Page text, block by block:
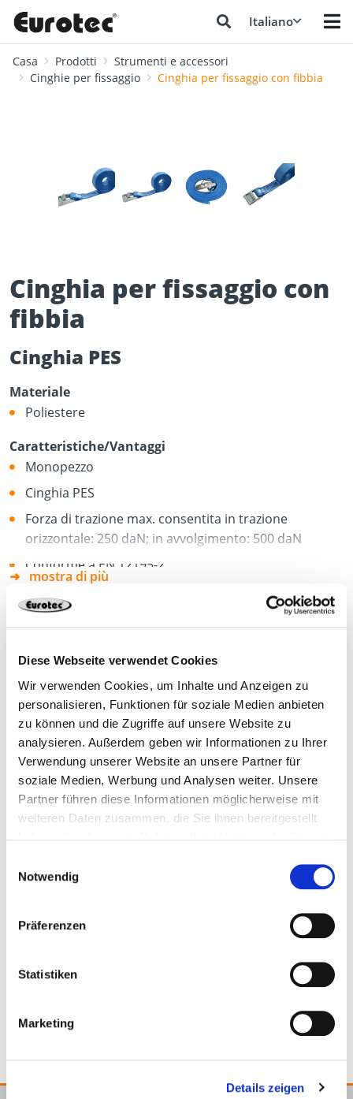
Diese Webseite verwendet Cookies
Wir verwenden Cookies, um Inhalte und Anzeigen zu
personalisieren, Funktionen für soziale Medien anbieten
zu können und die Zugriffe auf unsere Website zu
analysieren. Außerdem geben wir Informationen zu Ihrer
Verwendung unserer Website an unsere Partner für
soziale Medien, Werbung und Analysen weiter. Unsere
Partner führen diese Informationen möglicherweise mit
weiteren Daten zusammen, die Sie ihnen bereitgestellt
Notwendig
Präferenzen
Statistiken
Marketing
Details zeigen
Italiano
Casa Prodotti
Strumenti e accessori
Cinghie per fissaggio
Cinghia per fissaggio con fibbia
Cinghia per fissaggio con
fibbia
Cinghia PES
Materiale
Poliestere
Caratteristiche/Vantaggi
Monopezzo
Cinghia PES
Forza di trazione max. consentita in trazione
orizzontale: 250 daN; in avvolgimento: 500 daN
Conforme a EN 12195-2
mostra di più
323800 m 3 m x 25 mm 250 Kg